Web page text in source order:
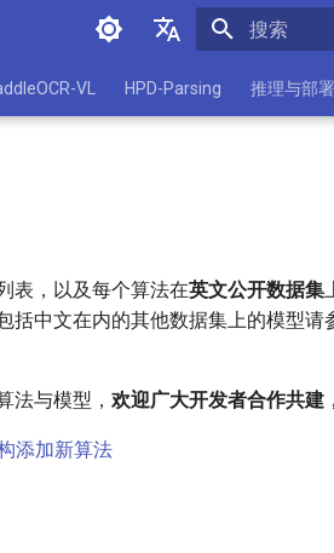
简体中文
VL HPD-Parsing 推理与部署
表，以及每个算法在英文公开数据集
括中文在内的其他数据集上的模型请
法与模型， 欢迎广大开发者合作共建
添加新算法